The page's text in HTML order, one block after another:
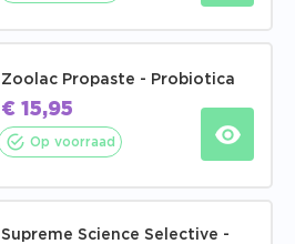
Zoolac Propaste - Probiotica
€ 15,95
Op voorraad
Supreme Science Selective -